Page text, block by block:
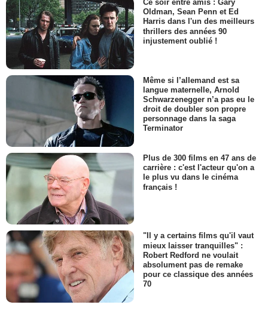
Ce soir entre amis : Gary
Oldman, Sean Penn et Ed
Harris dans l'un des meilleurs
thrillers des années 90
injustement oublié !
Même si l’allemand est sa
langue maternelle, Arnold
Schwarzenegger n’a pas eu le
droit de doubler son propre
personnage dans la saga
Terminator
Plus de 300 films en 47 ans de
carrière : c'est l'acteur qu'on a
le plus vu dans le cinéma
français !
"Il y a certains films qu'il vaut
mieux laisser tranquilles" :
Robert Redford ne voulait
absolument pas de remake
pour ce classique des années
70